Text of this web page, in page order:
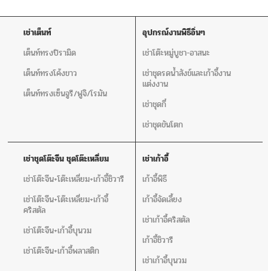
เช่าเต็นท์
เต็นท์ทรงปิรามิด
เต็นท์ทรงโค้งขาว
เต็นท์ทรงเซ็นจูรี/ฟูจิ/โรมัน
อุปกรณ์งานพิธีอิ่นๆ
เช่าโต๊ะหมู่บูชา-อาสนะ
เช่าชุดรดน้ำสังข์และเก้าอี้งาน
แต่งงาน
เช่าชุดกี๋
เช่าชุดขันโตก
เช่าชุดโต๊ะจีน ชุดโต๊ะเหลี่ยม
เช่าโต๊ะจีน+โต๊ะเหลี่ยม+เก้าอี้ชิวารี
เช่าโต๊ะจีน+โต๊ะเหลี่ยม+เก้าอี้
คริสตัล
เช่าโต๊ะจีน+เก้าอี้บุนวม
เช่าโต๊ะจีน+เก้าอี้พลาสติก
เช่าเก้าอี้
เก้าอี้พิธี
เก้าอี้จัดเลี้ยง
เช่าเก้าอี้คริสตัล
เก้าอี้ชิวารี
เช่าเก้าอี้บุนวม